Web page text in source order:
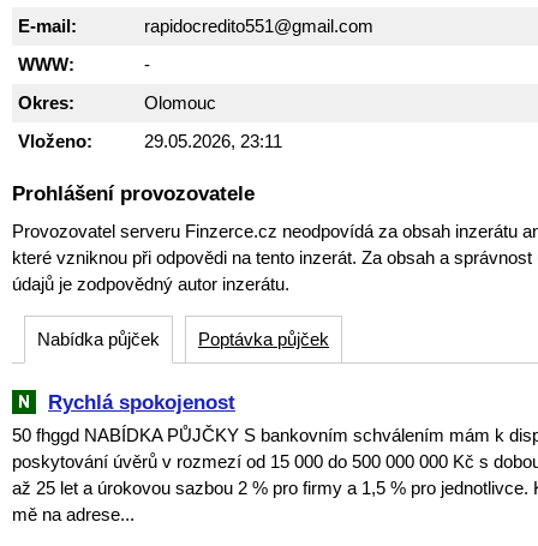
E-mail:
rapidocredito551@gmail.com
WWW:
-
Okres:
Olomouc
Vloženo:
29.05.2026, 23:11
Prohlášení provozovatele
Provozovatel serveru Finzerce.cz neodpovídá za obsah inzerátu
které vzniknou při odpovědi na tento inzerát. Za obsah a
údajů je zodpovědný autor inzerátu.
Nabídka půjček Poptávka půjček
Rychlá spokojenost
50 fhggd NABÍDKA PŮJČKY S bankovním schválením mám k
poskytování úvěrů v rozmezí od 15 000 do 500 000 000 Kč s
až 25 let a úrokovou sazbou 2 % pro firmy a 1,5 % pro jednotlivce.
mě na adrese...